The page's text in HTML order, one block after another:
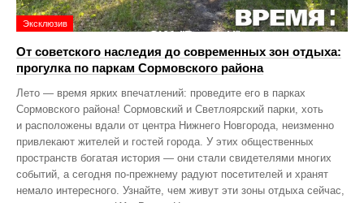
Эксклюзив
От советского наследия до современных зон отдыха:
прогулка по паркам Сормовского района
Лето — время ярких впечатлений: проведите его в парках
Сормовского района! Сормовский и Светлоярский парки, хоть
и расположены вдали от центра Нижнего Новгорода, неизменно
привлекают жителей и гостей города. У этих общественных
пространств богатая история — они стали свидетелями многих
событий, а сегодня по‑прежнему радуют посетителей и хранят
немало интересного. Узнайте, чем живут эти зоны отдыха сейчас,